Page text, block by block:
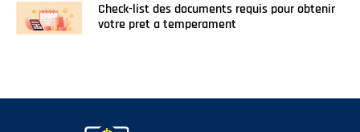
Check-list des documents requis pour obtenir
votre pret a temperament